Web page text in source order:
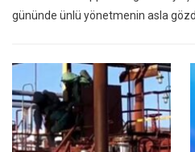
gününde ünlü yönetmenin asla